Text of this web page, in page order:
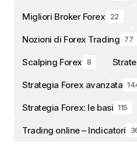
Migliori Broker Forex 22
Nozioni di Forex Trading 77
Scalping Forex 8
Strategia Forex avanzata
Strategia Forex: le basi 115
Trading online – Indicatori